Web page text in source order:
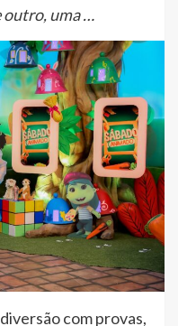
outro, uma …
com provas,